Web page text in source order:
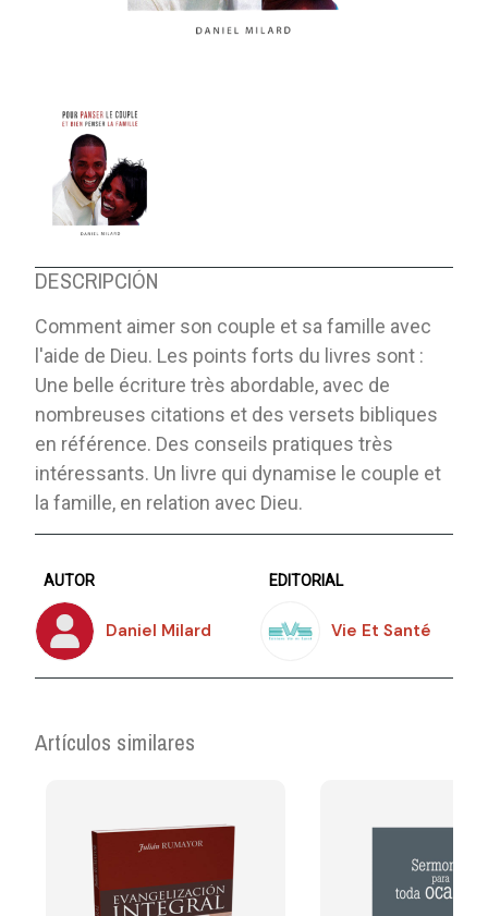
DESCRIPCIÓN
Comment aimer son couple et sa famille avec
l'aide de Dieu. Les points forts du livres sont :
Une belle écriture très abordable, avec de
nombreuses citations et des versets bibliques
en référence. Des conseils pratiques très
intéressants. Un livre qui dynamise le couple et
la famille, en relation avec Dieu.
AUTOR
Daniel Milard
EDITORIAL
Vie Et Santé
Artículos similares